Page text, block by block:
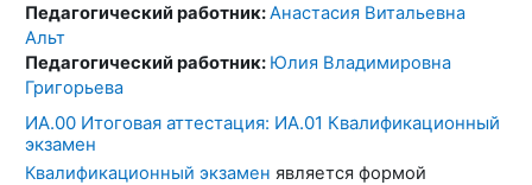
Педагогический работник:Анастасия Витальевна
Альт
Педагогический работник: Юлия Владимировна
Григорьева
ИА.00 Итоговая аттестация: ИА.01 Квалификационный
экзамен
Квалификационный экзамен является формой